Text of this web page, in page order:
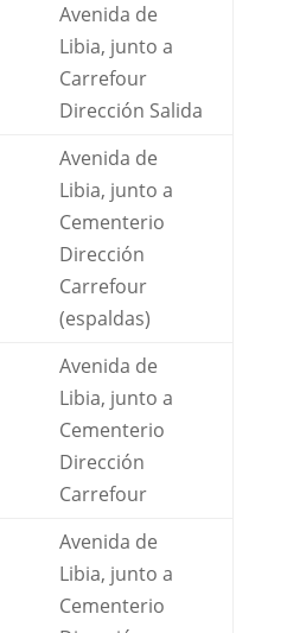
Avenida de
Libia, junto a
Carrefour
Dirección Salida
Avenida de
Libia, junto a
Cementerio
Dirección
Carrefour
(espaldas)
Avenida de
Libia, junto a
Cementerio
Dirección
Carrefour
Avenida de
Libia, junto a
Cementerio